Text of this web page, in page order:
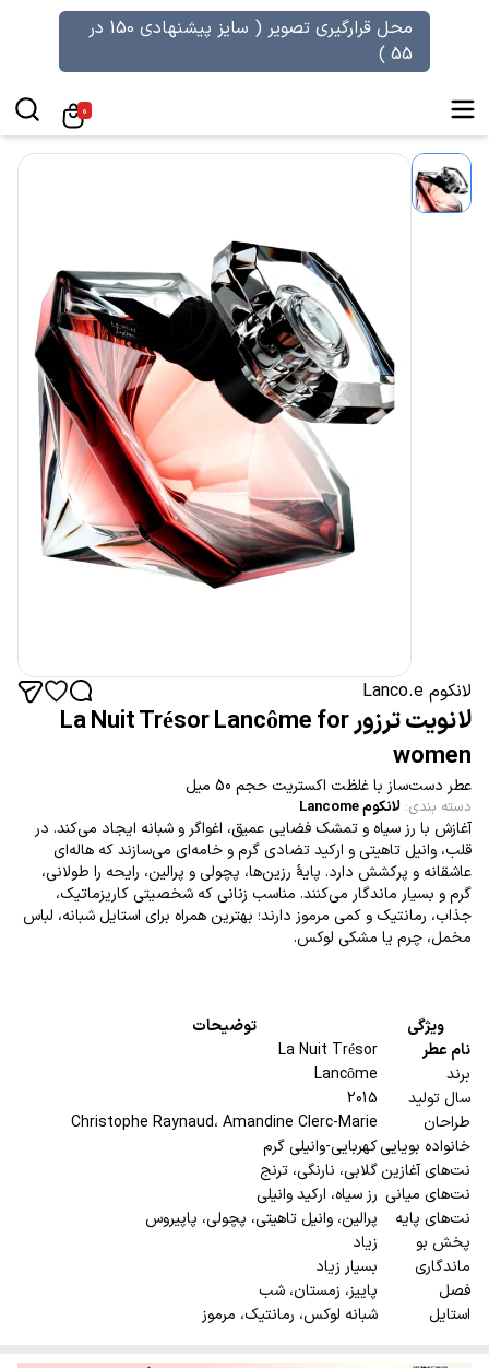
محل قرارگیری تصویر ( سایز پیشنهادی 150 در
55 )
0
لانکوم Lanco.e
لانویت ترزور La Nuit Trésor Lancôme for
women
عطر دست‌ساز با غلظت اکستریت حجم 50 میل
دسته بندی: لانکوم Lancome
آغازش با رز سیاه و تمشک فضایی عمیق، اغواگر و شبانه ایجاد می‌کند. در
قلب، وانیل تاهیتی و ارکید تضادی گرم و خامه‌ای می‌سازند که هاله‌ای
عاشقانه و پرکشش دارد. پایهٔ رزین‌ها، پچولی و پرالین، رایحه را طولانی،
گرم و بسیار ماندگار می‌کنند. مناسب زنانی که شخصیتی کاریزماتیک،
جذاب، رمانتیک و کمی مرموز دارند؛ بهترین همراه برای استایل شبانه، لباس
مخمل، چرم یا مشکی لوکس.
ویژگی
توضیحات
نام عطر
La Nuit Trésor
برند
Lancôme
سال تولید
2015
طراحان
Christophe Raynaud، Amandine Clerc-Marie
خانواده بویاییکهربایی-وانیلی گرم
نت‌های آغازینگلابی، نارنگی، ترنج
نت‌های میانی رز سیاه، ارکید وانیلی
نت‌های پایه
پرالین، وانیل تاهیتی، پچولی، پاپیروس
پخش بو
زیاد
ماندگاری
بسیار زیاد
فصل
پاییز، زمستان، شب
استایل
شبانه لوکس، رمانتیک، مرموز